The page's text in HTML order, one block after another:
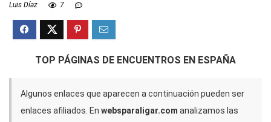
Luis Díaz 7
TOP PÁGINAS DE ENCUENTROS EN ESPAÑA
Algunos enlaces que aparecen a continuación pueden ser
enlaces afiliados. En websparaligar.com analizamos las